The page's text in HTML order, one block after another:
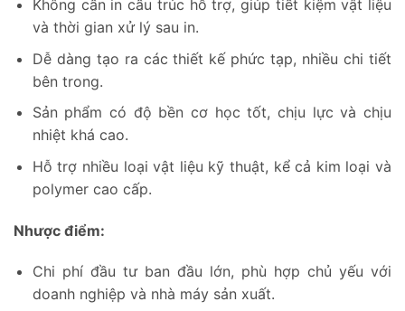
Không cần in cấu trúc hỗ trợ, giúp tiết kiệm vật liệu
và thời gian xử lý sau in.
Dễ dàng tạo ra các thiết kế phức tạp, nhiều chi tiết
bên trong.
Sản phẩm có độ bền cơ học tốt, chịu lực và chịu
nhiệt khá cao.
Hỗ trợ nhiều loại vật liệu kỹ thuật, kể cả kim loại và
polymer cao cấp.
Nhược điểm:
Chi phí đầu tư ban đầu lớn, phù hợp chủ yếu với
doanh nghiệp và nhà máy sản xuất.